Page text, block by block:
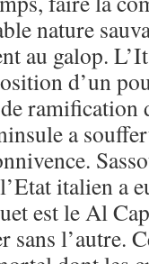
nature
au galop.
d’un
ramification
a
italien a
est le Al
sans l’autre.